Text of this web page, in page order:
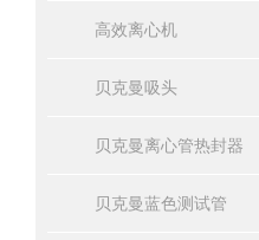
高效离心机
贝克曼吸头
贝克曼离心管热封器
贝克曼蓝色测试管